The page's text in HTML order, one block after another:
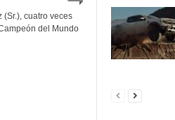
cuatro veces
del Mundo